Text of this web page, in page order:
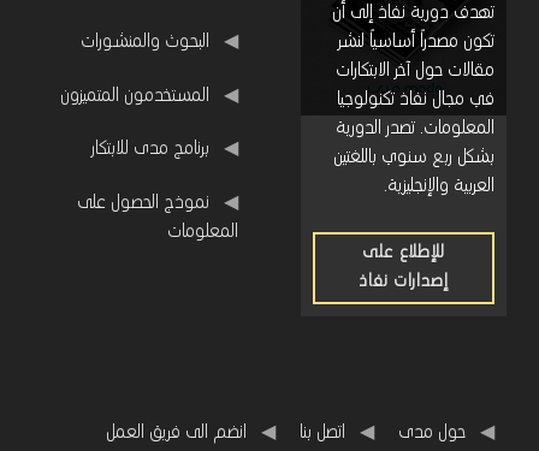
تهدف دورية نفاذ إلى أن
تكون مصدراً أساسياً لنشر
مقالات حول آخر الابتكارات
في مجال نفاذ تكنولوجيا
المعلومات. تصدر الدورية
بشكل ربع سنوي باللغتين
العربية والإنجليزية.
للإطلاع على
إصدارات نفاذ
البحوث والمنشورات
المستخدمون المتميزون
برنامج مدى للابتكار
نموذج الحصول على
المعلومات
حول مدى اتصل بنا انضم الى فريق العمل